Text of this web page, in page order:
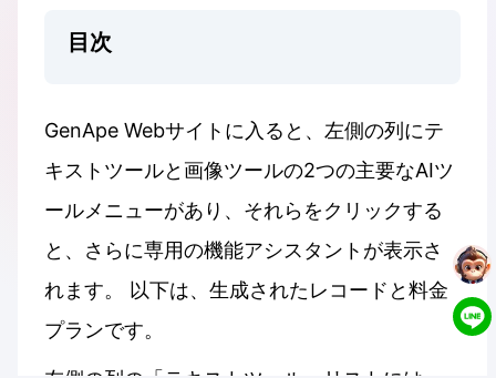
目次
GenApe Webサイトに入ると、左側の列にテ
キストツールと画像ツールの2つの主要なAIツ
ールメニューがあり、それらをクリックする
と、さらに専用の機能アシスタントが表示さ
れます。 以下は、生成されたレコードと料金
プランです。